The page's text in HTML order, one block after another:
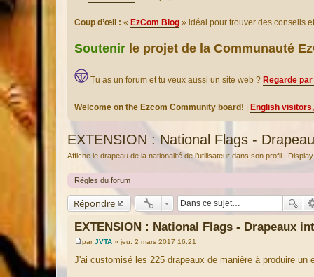
Coup d’œil : « EzCom Blog » idéal pour trouver des conseils
Soutenir le projet de la Communauté
Tu as un forum et tu veux aussi un site web ? Regarde
Welcome on the Ezcom Community board! English
EXTENSION : National Flags -
Affiche le drapeau de la nationalité de l’utilisateur dans son profil |
Règles du forum
Répondre
EXTENSION : National Flags - Drapeaux
M
e
s
parJVTA » jeu. 2 mars 2017 16:21
J'ai customisé les 225 drapeaux de manière à produire